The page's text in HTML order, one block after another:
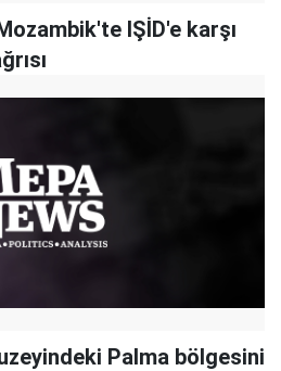
IŞİD'e karşı
Palma bölgesini